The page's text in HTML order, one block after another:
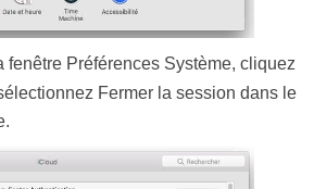
fenêtre Préférences Système, cliquez
Fermer la session dans le